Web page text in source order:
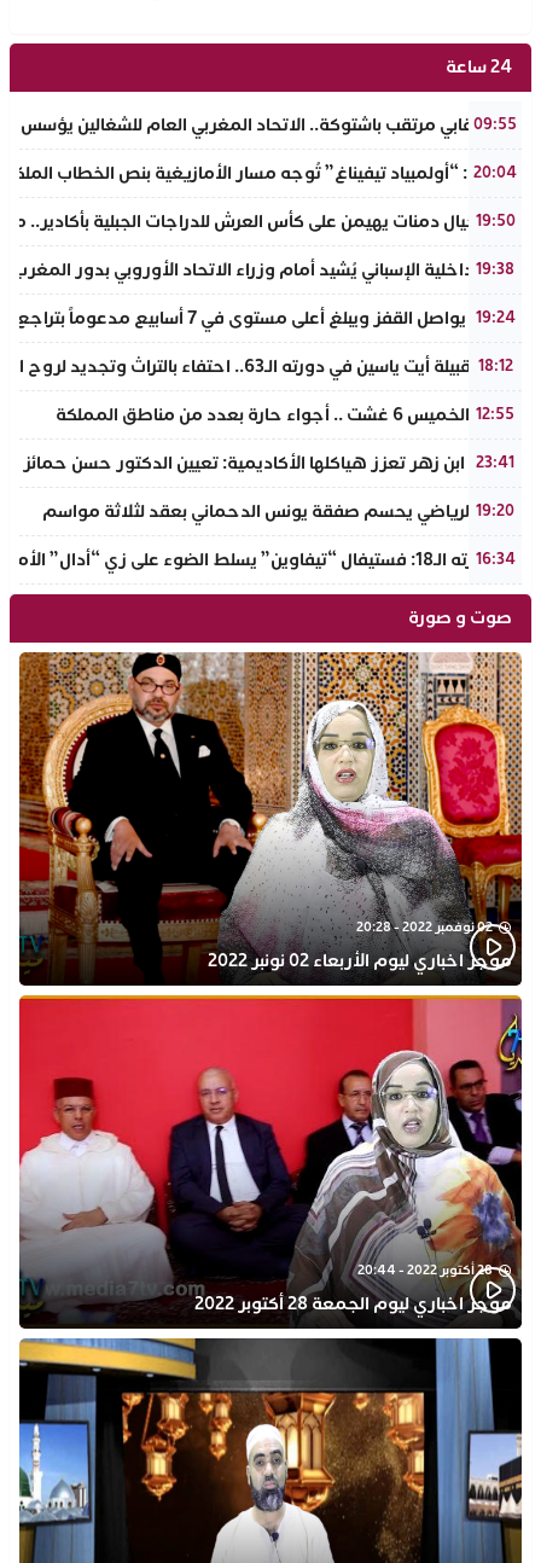
24 ساعة
09:55
حدث نقابي مرتقب باشتوكة.. الاتحاد المغربي العام للشغالين
20:04
تفراوت: “أولمبياد تيفيناغ” تُوجه مسار الأمازيغية بنص الخطاب الملكي
19:50
نادي أجيال دمنات يهيمن على كأس العرش للدراجات الجبلية بأكادير..
19:38
وزير الداخلية الإسباني يُشيد أمام وزراء الاتحاد الأوروبي بدور
19:24
الذهب يواصل القفز ويبلغ أعلى مستوى في 7 أسابيع مدعوماً بتراجع الدولار وانخفاض عوائد السندات
18:12
ملتقى قبيلة أيت ياسين في دورته الـ63.. احتفاء بالتراث وتجديد لروح الانتماء الوطني
12:55
طقس الخميس 6 غشت .. أجواء حارة بعدد من مناطق المملكة
23:41
جامعة ابن زهر تعزز هياكلها الأكاديمية: تعيين الدكتور حسن حمائز
19:20
الرجاء الرياضي يحسم صفقة يونس الدحماني بعقد لثلاثة مواسم
16:34
في دورته الـ18: فستيفال “تيفاوين” يسلط الضوء على زي “أدال” الأمازيغي ويكرم رائدات التطريز والتصميم بالـأطلس الصغير
صوت و صورة
02 نوفمبر 2022 - 20:28
موجز اخباري ليوم الأربعاء 02 نونبر 2022
28 أكتوبر 2022 - 20:44
موجز اخباري ليوم الجمعة 28 أكتوبر 2022